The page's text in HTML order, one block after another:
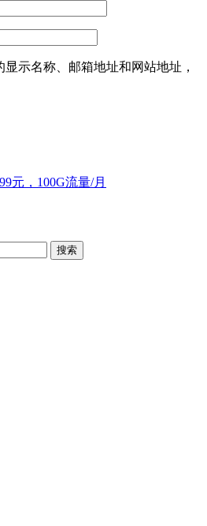
示名称、邮箱地址和网站地址，
元，100G流量/月